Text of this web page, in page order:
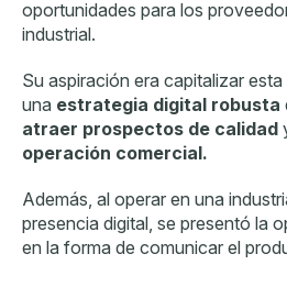
oportunidades para los
industrial.
Su aspiración era capitalizar
una estrategia digital robusta
atraer prospectos de calidad
operación comercial.
Además, al operar en una
presencia digital, se presentó la
en la forma de comunicar el